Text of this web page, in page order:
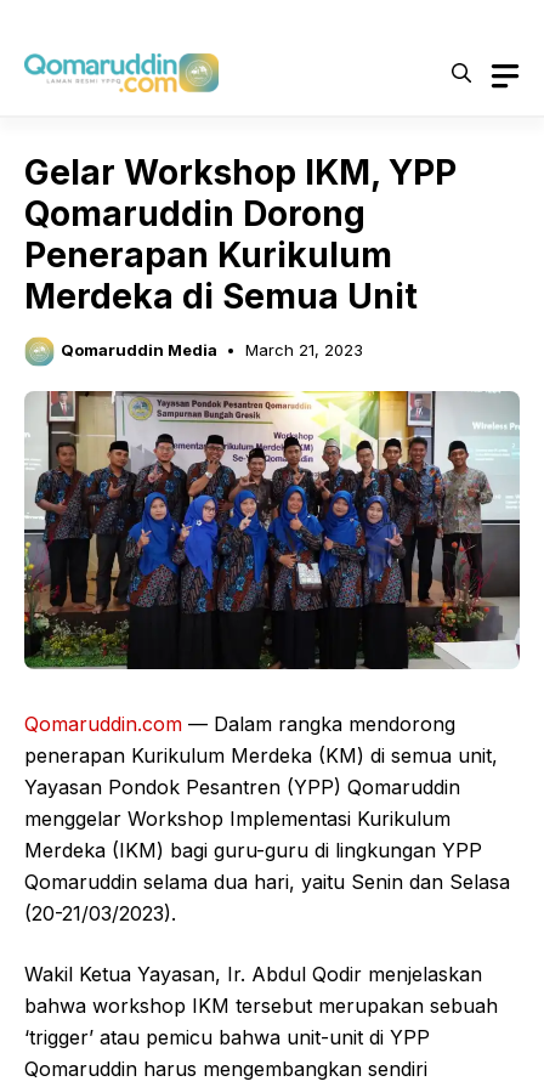
content
Gelar Workshop IKM, YPP
Qomaruddin Dorong
Penerapan Kurikulum
Merdeka di Semua Unit
Qomaruddin Media March 21, 2023
Qomaruddin.com — Dalam rangka mendorong
penerapan Kurikulum Merdeka (KM) di semua unit,
Yayasan Pondok Pesantren (YPP) Qomaruddin
menggelar Workshop Implementasi Kurikulum
Merdeka (IKM) bagi guru-guru di lingkungan YPP
Qomaruddin selama dua hari, yaitu Senin dan Selasa
(20-21/03/2023).
Wakil Ketua Yayasan, Ir. Abdul Qodir menjelaskan
bahwa workshop IKM tersebut merupakan sebuah
‘trigger’ atau pemicu bahwa unit-unit di YPP
Qomaruddin harus mengembangkan sendiri